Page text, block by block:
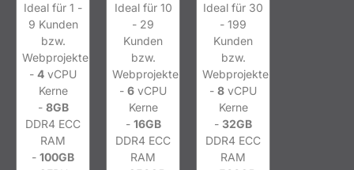
Ideal für 1 -
9 Kunden
bzw.
Webprojekte
-4 vCPU
Kerne
- 8GB
DDR4 ECC
RAM
-100GB
Ideal für 10
- 29
Kunden
bzw.
Webprojekte
-6 vCPU
Kerne
- 16GB
DDR4 ECC
RAM
Ideal für 30
- 199
Kunden
bzw.
Webprojekte
-8 vCPU
Kerne
-32GB
DDR4 ECC
RAM